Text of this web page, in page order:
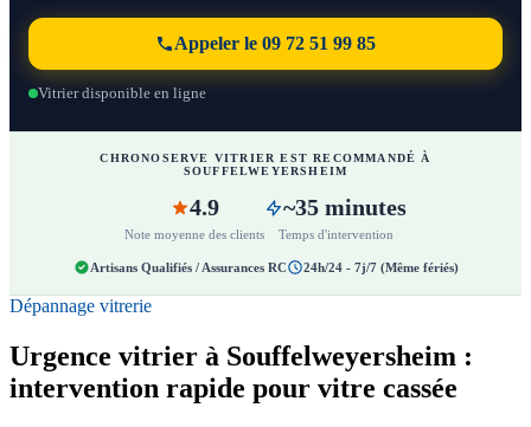
Appeler le 09 72 51 99 85
Vitrier disponible en ligne
CHRONOSERVE VITRIER EST RECOMMANDÉ À
SOUFFELWEYERSHEIM
4.9
Note moyenne des clients
~35 minutes
Temps d'intervention
Artisans Qualifiés / Assurances RC 24h/24 - 7j/7 (Même fériés)
Dépannage vitrerie
Urgence vitrier à Souffelweyersheim :
intervention rapide pour vitre cassée